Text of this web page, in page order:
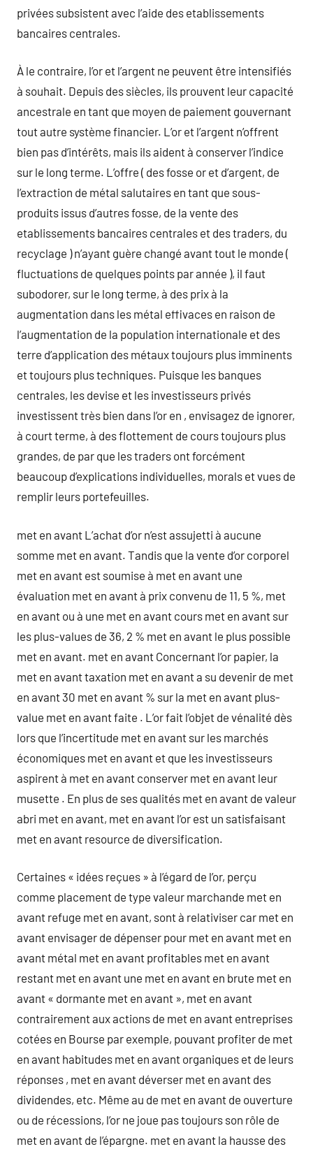
privées subsistent avec l’aide des etablissements
bancaires centrales.
À le contraire, l’or et l’argent ne peuvent être intensifiés
à souhait. Depuis des siècles, ils prouvent leur capacité
ancestrale en tant que moyen de paiement gouvernant
tout autre système financier. L’or et l’argent n’offrent
bien pas d’intérêts, mais ils aident à conserver l’indice
sur le long terme. L’offre ( des fosse or et d’argent, de
l’extraction de métal salutaires en tant que sous-
produits issus d’autres fosse, de la vente des
etablissements bancaires centrales et des traders, du
recyclage ) n’ayant guère changé avant tout le monde (
fluctuations de quelques points par année ), il faut
subodorer, sur le long terme, à des prix à la
augmentation dans les métal effivaces en raison de
l’augmentation de la population internationale et des
terre d’application des métaux toujours plus imminents
et toujours plus techniques. Puisque les banques
centrales, les devise et les investisseurs privés
investissent très bien dans l’or en , envisagez de ignorer,
à court terme, à des flottement de cours toujours plus
grandes, de par que les traders ont forcément
beaucoup d’explications individuelles, morals et vues de
remplir leurs portefeuilles.
met en avant L’achat d’or n’est assujetti à aucune
somme met en avant. Tandis que la vente d’or corporel
met en avant est soumise à met en avant une
évaluation met en avant à prix convenu de 11, 5 %, met
en avant ou à une met en avant cours met en avant sur
les plus-values de 36, 2 % met en avant le plus possible
met en avant. met en avant Concernant l’or papier, la
met en avant taxation met en avant a su devenir de met
en avant 30 met en avant % sur la met en avant plus-
value met en avant faite . L’or fait l’objet de vénalité dès
lors que l’incertitude met en avant sur les marchés
économiques met en avant et que les investisseurs
aspirent à met en avant conserver met en avant leur
musette . En plus de ses qualités met en avant de valeur
abri met en avant, met en avant l’or est un satisfaisant
met en avant resource de diversification.
Certaines « idées reçues » à l’égard de l’or, perçu
comme placement de type valeur marchande met en
avant refuge met en avant, sont à relativiser car met en
avant envisager de dépenser pour met en avant met en
avant métal met en avant profitables met en avant
restant met en avant une met en avant en brute met en
avant « dormante met en avant », met en avant
contrairement aux actions de met en avant entreprises
cotées en Bourse par exemple, pouvant profiter de met
en avant habitudes met en avant organiques et de leurs
réponses , met en avant déverser met en avant des
dividendes, etc. Même au de met en avant de ouverture
ou de récessions, l’or ne joue pas toujours son rôle de
met en avant de l’épargne. met en avant la hausse des